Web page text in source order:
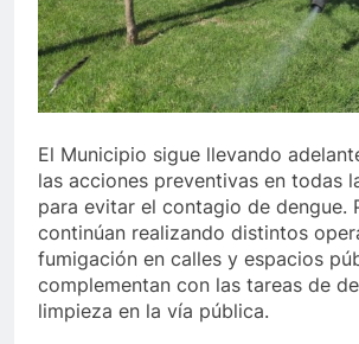
El Municipio sigue llevando
las acciones preventivas en todas
para evitar el contagio de dengue.
continúan realizando distintos
fumigación en calles y espacios
complementan con las tareas de
limpieza en la vía pública.